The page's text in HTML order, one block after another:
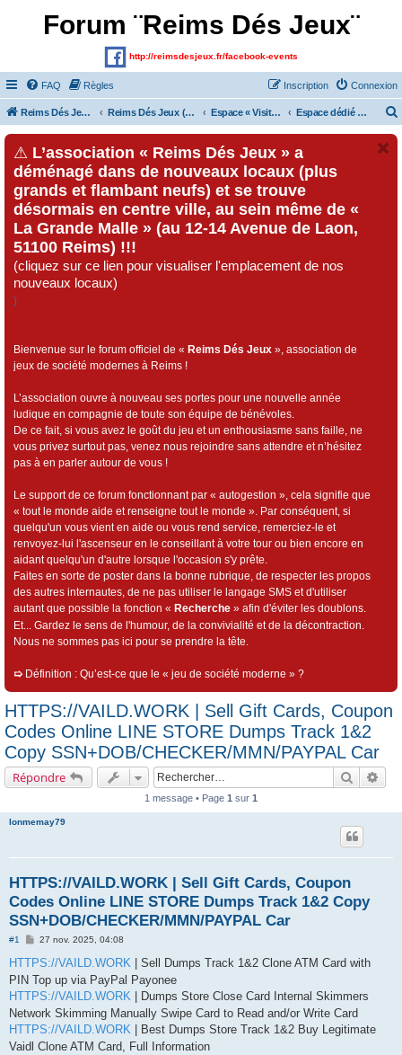
Forum ¨Reims Dés Jeux¨
http://reimsdesjeux.fr/facebook-events
FAQ Règles Connexion
Inscription
Reims Dés Jeux (Site) Reims Dés Jeux (Forum) Espace « Visiteurs » et inscrits au forum Espace dédié au « Festival Dés Jeux», organisé par l'association « Reims Dés Jeux » !!!
⚠ L’association « Reims Dés Jeux » a
déménagé dans de nouveaux locaux (plus
grands et flambant neufs) et se trouve
désormais en centre ville, au sein même de «
La Grande Malle » (au 12-14 Avenue de Laon,
51100 Reims) !!!
(cliquez sur ce lien pour visualiser l'emplacement de nos
nouveaux locaux)
)
Bienvenue sur le forum officiel de « Reims Dés Jeux », association de
jeux de société modernes à Reims !
L’association ouvre à nouveau ses portes pour une nouvelle année
ludique en compagnie de toute son équipe de bénévoles.
De ce fait, si vous avez le goût du jeu et un enthousiasme sans faille, ne
vous privez surtout pas, venez nous rejoindre sans attendre et n’hésitez
pas à en parler autour de vous !
Le support de ce forum fonctionnant par « autogestion », cela signifie que
« tout le monde aide et renseigne tout le monde ». Par conséquent, si
quelqu'un vous vient en aide ou vous rend service, remerciez-le et
renvoyez-lui l'ascenseur en le conseillant à votre tour ou bien encore en
aidant quelqu'un d'autre lorsque l'occasion s'y prête.
Faites en sorte de poster dans la bonne rubrique, de respecter les propos
des autres internautes, de ne pas utiliser le langage SMS et d'utiliser
autant que possible la fonction « Recherche » afin d'éviter les doublons.
Et... Gardez le sens de l'humour, de la convivialité et de la décontraction.
Nous ne sommes pas ici pour se prendre la tête.
➯ Définition : Qu’est-ce que le « jeu de société moderne » ?
HTTPS://VAILD.WORK | Sell Gift Cards, Coupon
Codes Online LINE STORE Dumps Track 1&2
Copy SSN+DOB/CHECKER/MMN/PAYPAL Car
Répondre
1 message • Page 1 sur 1
lonmemay79
HTTPS://VAILD.WORK | Sell Gift Cards, Coupon
Codes Online LINE STORE Dumps Track 1&2 Copy
SSN+DOB/CHECKER/MMN/PAYPAL Car
#1
M
s
a
g
e
27 nov. 2025, 04:08
HTTPS://VAILD.WORK | Sell Dumps Track 1&2 Clone ATM Card with
PIN Top up via PayPal Payonee
HTTPS://VAILD.WORK | Dumps Store Close Card Internal Skimmers
Network Skimming Manually Swipe Card to Read and/or Write Card
HTTPS://VAILD.WORK | Best Dumps Store Track 1&2 Buy Legitimate
Vaidl Clone ATM Card, Full Information